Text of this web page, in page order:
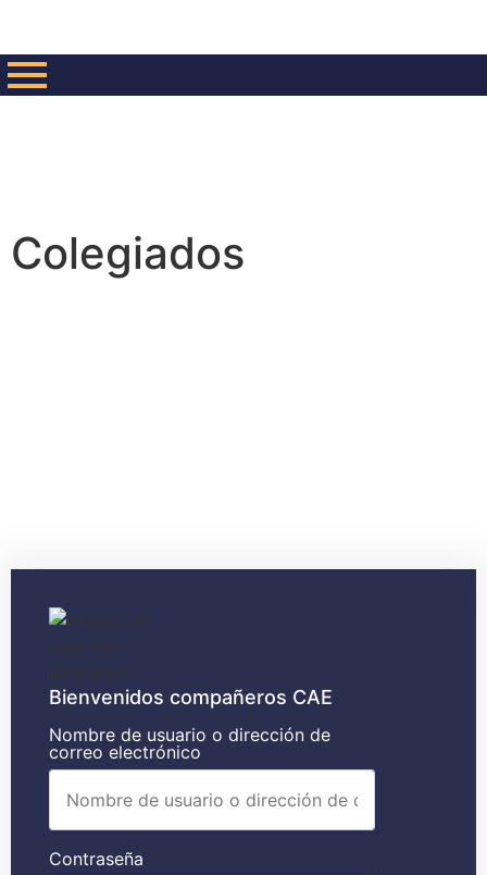
Colegiados
Bienvenidos compañeros CAE
Nombre de usuario o dirección de
correo electrónico
Contraseña